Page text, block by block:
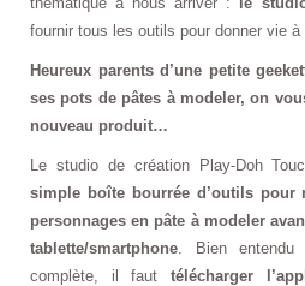
fournir tous les outils pour donner vie à
Heureux parents d’une petite
ses pots de pâtes à modeler, on
nouveau produit…
Le studio de création Play-Doh
simple boîte bourrée d’outils
personnages en pâte à modeler
tablette/smartphone. Bien entendu
complète, il faut télécharger